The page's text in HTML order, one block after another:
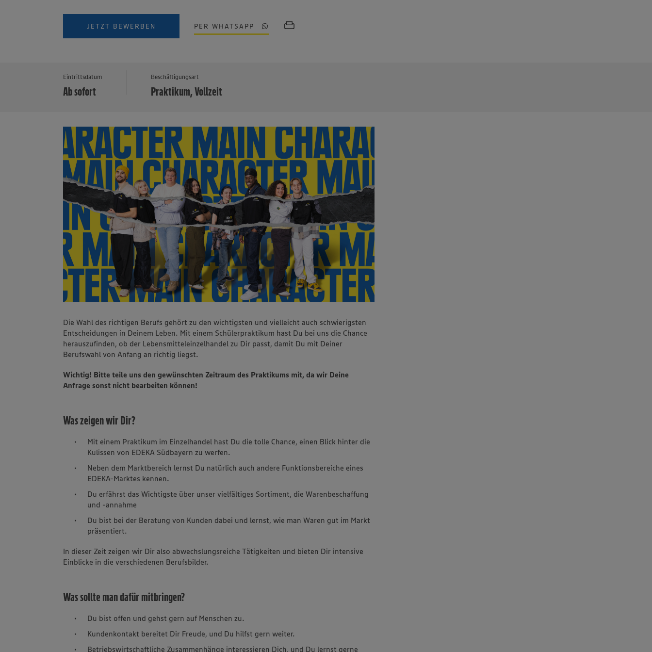
JETZT BEWERBEN PER WHATSAPP
Eintrittsdatum
Ab sofort
Beschäftigungsart
Praktikum, Vollzeit
Die Wahl des richtigen Berufs gehört zu den wichtigsten und vielleicht auch schwierigsten
Entscheidungen in Deinem Leben. Mit einem Schülerpraktikum hast Du bei uns die Chance
herauszufinden, ob der Lebensmitteleinzelhandel zu Dir passt, damit Du mit Deiner
Berufswahl von Anfang an richtig liegst.
Wichtig! Bitte teile uns den gewünschten Zeitraum des Praktikums mit, da wir Deine
Anfrage sonst nicht bearbeiten können!
Was zeigen wir Dir?
Mit einem Praktikum im Einzelhandel hast Du die tolle Chance, einen Blick hinter die
Kulissen von EDEKA Südbayern zu werfen.
Neben dem Marktbereich lernst Du natürlich auch andere Funktionsbereiche eines
EDEKA-Marktes kennen.
Du erfährst das Wichtigste über unser vielfältiges Sortiment, die Warenbeschaffung
und -annahme
Du bist bei der Beratung von Kunden dabei und lernst, wie man Waren gut im Markt
präsentiert.
In dieser Zeit zeigen wir Dir also abwechslungsreiche Tätigkeiten und bieten Dir intensive
Einblicke in die verschiedenen Berufsbilder.
Was sollte man dafür mitbringen?
Du bist offen und gehst gern auf Menschen zu.
Kundenkontakt bereitet Dir Freude, und Du hilfst gern weiter.
Betriebswirtschaftliche Zusammenhänge interessieren Dich, und Du lernst gerne